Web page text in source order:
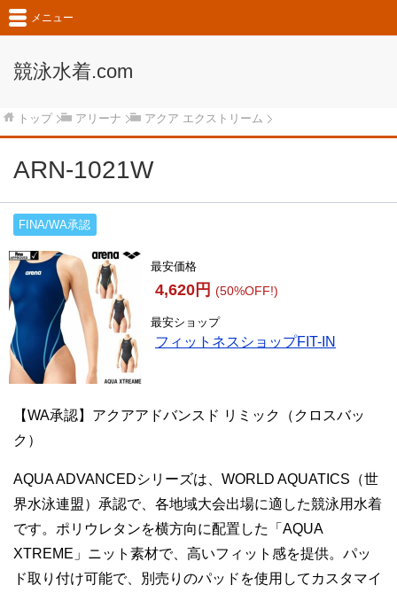
競泳水着.com
メニュー
トップ アリーナ アクア エクストリーム
ARN-1021W
FINA/WA承認
最安価格
4,620円 (50%OFF!)
最安ショップ
フィットネスショップFIT-IN
【WA承認】アクアアドバンスド リミック（クロスバッ
ク）
AQUA ADVANCEDシリーズは、WORLD AQUATICS（世
界水泳連盟）承認で、各地域大会出場に適した競泳用水着
です。ポリウレタンを横方向に配置した「AQUA
XTREME」ニット素材で、高いフィット感を提供。パッ
ド取り付け可能で、別売りのパッドを使用してカスタマイ